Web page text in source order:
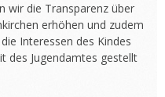
wir die Transparenz über
erhöhen und zudem
Interessen des Kindes
des Jugendamtes gestellt